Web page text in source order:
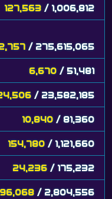
127,563 / 1,006,812
/ 275,615,065
6,670 / 51,481
/ 23,582,185
10,840 / 81,360
154,780 / 1,121,660
24,236 / 175,232
/ 2,804,556